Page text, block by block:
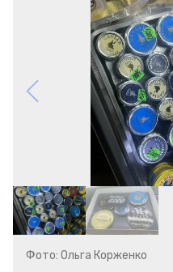
Фото: Ольга Корженко